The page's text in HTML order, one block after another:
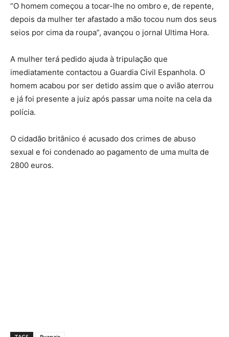
“O homem começou a tocar-lhe no ombro e, de repente,
depois da mulher ter afastado a mão tocou num dos seus
seios por cima da roupa”, avançou o jornal Ultima Hora.
A mulher terá pedido ajuda à tripulação que
imediatamente contactou a Guardia Civil Espanhola. O
homem acabou por ser detido assim que o avião aterrou
e já foi presente a juiz após passar uma noite na cela da
polícia.
O cidadão britânico é acusado dos crimes de abuso
sexual e foi condenado ao pagamento de uma multa de
2800 euros.